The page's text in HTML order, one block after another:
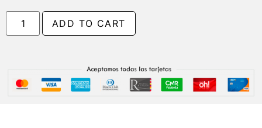
ADD TO CART